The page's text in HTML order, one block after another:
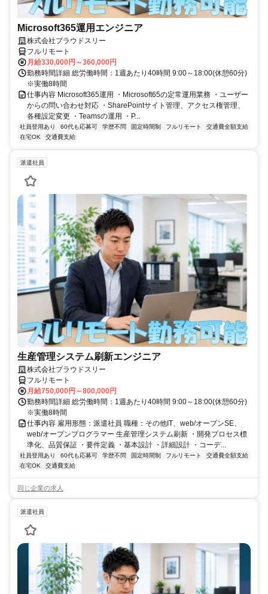
Microsoft365運用エンジニア
株式会社プラウドスリー
フルリモート
月給330,000円～360,000円
勤務時間詳細 総労働時間：1週あたり40時間 9:00～18:00(休憩60分)
※実働8時間
仕事内容 Microsoft365運用 ・Microsoft65の定常運用業務 ・ユーザー
からの問い合わせ対応 ・SharePointサイト管理、アクセス権管理、
各種設定変更 ・Teamsの運用 ・P...
社員登用あり 60代も応募可 学歴不問 固定時間制 フルリモート
交通費全額支給
在宅OK
交通費支給
派遣社員
生産管理システム刷新エンジニア
株式会社プラウドスリー
フルリモート
月給750,000円～800,000円
勤務時間詳細 総労働時間：1週あたり40時間 9:00～18:00(休憩60分)
※実働8時間
仕事内容 雇用形態：派遣社員 職種：その他IT、web/オープンSE、
web/オープンプログラマー 生産管理システム刷新 ・開発プロセス標
準化、品質保証 ・要件定義 ・基本設計 ・詳細設計 ・コーデ...
社員登用あり 60代も応募可 学歴不問 固定時間制 フルリモート
交通費全額支給
在宅OK
交通費支給
同じ企業の求人
派遣社員